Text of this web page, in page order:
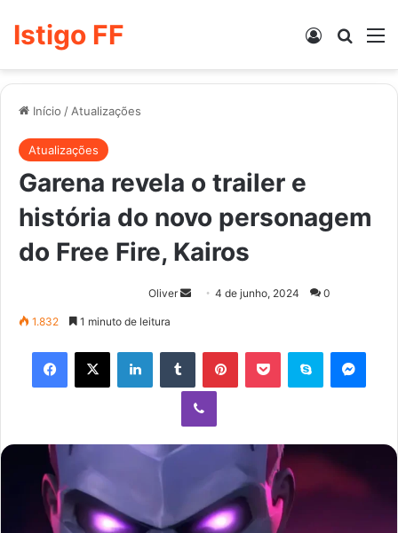
Istigo FF Entrar
Início / Atualizações
Atualizações
Garena revela o trailer e
história do novo personagem
do Free Fire, Kairos
Oliver
Mande
mail
4 de junho, 2024 0
1.832 1 minuto de leitura
Facebook
X LinkedinTumblr PinterestPocket Skype
Viber